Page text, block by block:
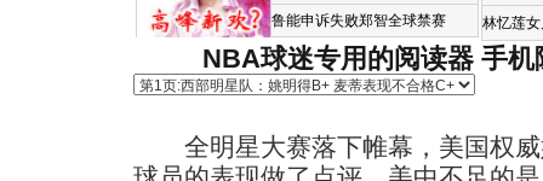
鲁能申诉失败郑智全球禁赛
林忆莲
NBA球迷专用的阅读器 手机
全明星大赛落下帷幕，美国权威